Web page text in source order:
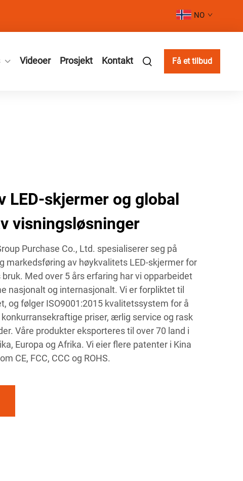
NO
Videoer Prosjekt Kontakt Få et tilbud
LED-skjermer og global
visningsløsninger
Purchase Co., Ltd. spesialiserer seg på
markedsføring av høykvalitets LED-skjermer for
Med over 5 års erfaring har vi opparbeidet
nasjonalt og internasjonalt. Vi er forpliktet til
og følger ISO9001:2015 kvalitetssystem for å
priser, ærlig service og rask
Våre produkter eksporteres til over 70 land i
Europa og Afrika. Vi eier flere patenter i Kina
CE, FCC, CCC og ROHS.